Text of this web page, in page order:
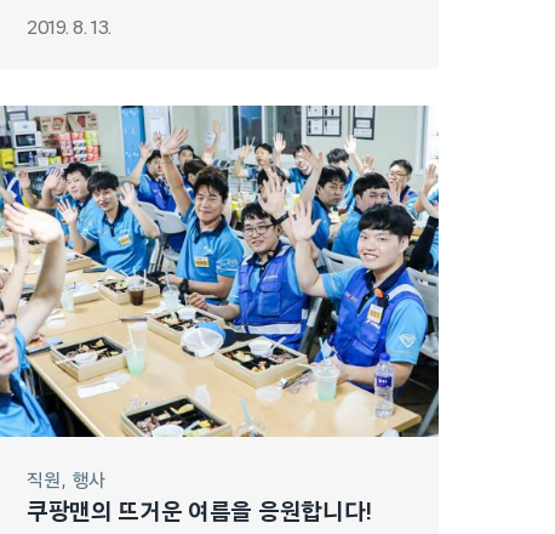
2019. 8. 13.
직원 행사
쿠팡맨의 뜨거운 여름을 응원합니다!